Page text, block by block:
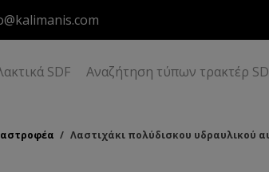
SDF Αναζήτηση τύπων τρακτέρ
/ Λαστιχάκι πολύδισκου υδραυλικού